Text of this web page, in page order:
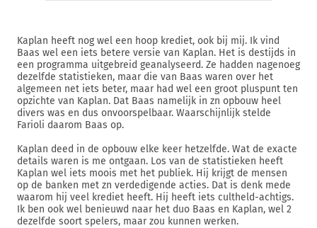
Kaplan heeft nog wel een hoop krediet, ook bij mij. Ik vind
Baas wel een iets betere versie van Kaplan. Het is destijds in
een programma uitgebreid geanalyseerd. Ze hadden nagenoeg
dezelfde statistieken, maar die van Baas waren over het
algemeen net iets beter, maar had wel een groot pluspunt ten
opzichte van Kaplan. Dat Baas namelijk in zn opbouw heel
divers was en dus onvoorspelbaar. Waarschijnlijk stelde
Farioli daarom Baas op.
Kaplan deed in de opbouw elke keer hetzelfde. Wat de exacte
details waren is me ontgaan. Los van de statistieken heeft
Kaplan wel iets moois met het publiek. Hij krijgt de mensen
op de banken met zn verdedigende acties. Dat is denk mede
waarom hij veel krediet heeft. Hij heeft iets cultheld-achtigs.
Ik ben ook wel benieuwd naar het duo Baas en Kaplan, wel 2
dezelfde soort spelers, maar zou kunnen werken.